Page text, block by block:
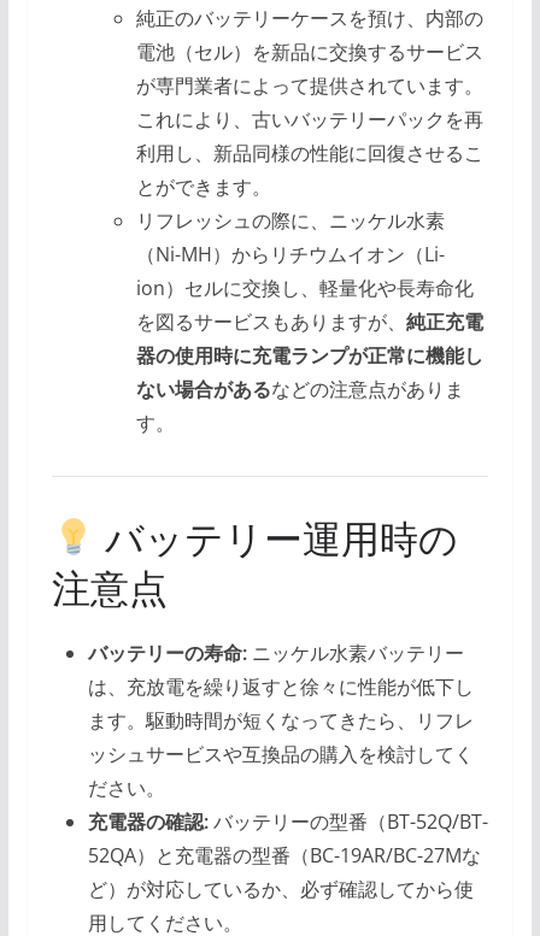
純正のバッテリーケースを預け、内部の
電池（セル）を新品に交換するサービス
が専門業者によって提供されています。
これにより、古いバッテリーパックを再
利用し、新品同様の性能に回復させるこ
とができます。
リフレッシュの際に、ニッケル水素
（Ni-MH）からリチウムイオン（Li-
ion）セルに交換し、軽量化や長寿命化
を図るサービスもありますが、 純正充電
器の使用時に充電ランプが正常に機能し
ない場合があるなどの注意点がありま
す。
バッテリー運用時の
注意点
バッテリーの寿命:ニッケル水素バッテリー
は、充放電を繰り返すと徐々に性能が低下し
ます。駆動時間が短くなってきたら、リフレ
ッシュサービスや互換品の購入を検討してく
ださい。
充電器の確認:バッテリーの型番（BT-52Q/BT-
52QA）と充電器の型番（BC-19AR/BC-27Mな
ど）が対応しているか、必ず確認してから使
用してください。